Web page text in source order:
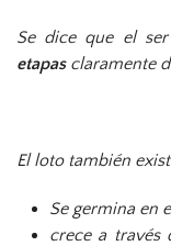
Se dice que el
etapasclaramente
El loto también
Se germina en
crece a través